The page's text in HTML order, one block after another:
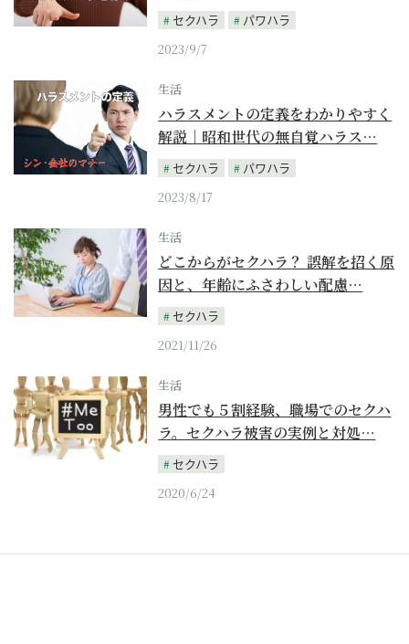
セクハラ
パワハラ
2023/9/7
生活
ハラスメントの定義をわかりやすく
解説｜昭和世代の無自覚ハラス…
セクハラ
パワハラ
2023/8/17
生活
どこからがセクハラ？ 誤解を招く原
因と、年齢にふさわしい配慮…
セクハラ
2021/11/26
生活
男性でも５割経験、職場でのセクハ
ラ。セクハラ被害の実例と対処…
セクハラ
2020/6/24